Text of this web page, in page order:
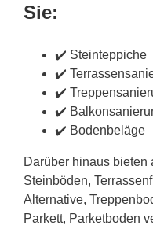
Sie:
✔️ Steinteppiche
✔️
✔️
✔️
✔️ Bodenbeläge
Darüber hinaus bieten
Steinböden,
Alternative,
Parkett, Parketboden